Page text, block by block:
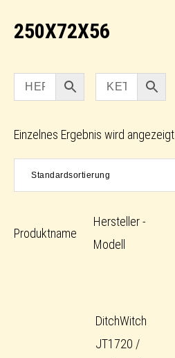
250X72X56
Einzelnes Ergebnis wird angezeigt
Produktname
Hersteller -
Modell
DitchWitch
JT1720 /